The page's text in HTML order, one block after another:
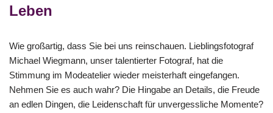
Leben
Wie großartig, dass Sie bei uns reinschauen. Lieblingsfotograf
Michael Wiegmann, unser talentierter Fotograf, hat die
Stimmung im Modeatelier wieder meisterhaft eingefangen.
Nehmen Sie es auch wahr? Die Hingabe an Details, die Freude
an edlen Dingen, die Leidenschaft für unvergessliche Momente?